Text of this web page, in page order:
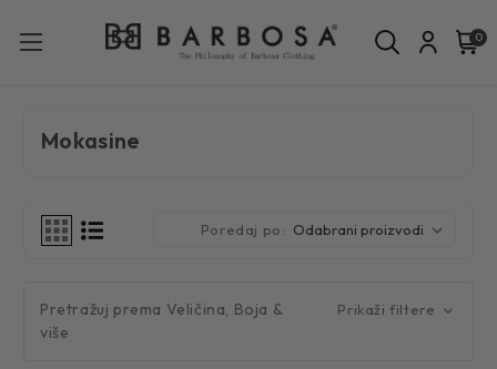
0
Mokasine
Poredaj po:
Pretražuj prema Veličina, Boja &
više
Prikaži filtere